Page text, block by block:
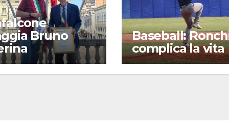
Bruno
Baseball:
complica la vita